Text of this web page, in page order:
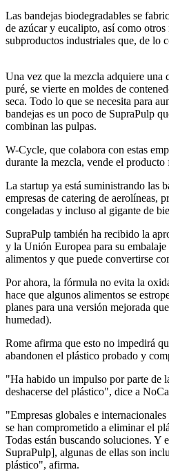
Las bandejas biodegradables se
de azúcar y eucalipto, así como
subproductos industriales que, de lo
Una vez que la mezcla adquiere una
puré, se vierte en moldes de
seca. Todo lo que se necesita para
bandejas es un poco de SupraPulp
combinan las pulpas.
W-Cycle, que colabora con estas
durante la mezcla, vende el producto
La startup ya está suministrando las
empresas de catering de aerolíneas,
congeladas y incluso al gigante de
SupraPulp también ha recibido la
y la Unión Europea para su
alimentos y que puede convertirse
Por ahora, la fórmula no evita la
hace que algunos alimentos se
planes para una versión mejorada
humedad).
Rome afirma que esto no impedirá
abandonen el plástico probado y
"Ha habido un impulso por parte de
deshacerse del plástico", dice a
"Empresas globales e
se han comprometido a eliminar el
Todas están buscando soluciones. Y
SupraPulp], algunas de ellas son
plástico", afirma.